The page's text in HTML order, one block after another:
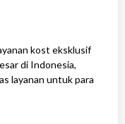
kost eksklusif
di Indonesia,
layanan untuk para